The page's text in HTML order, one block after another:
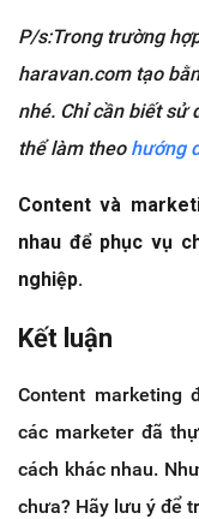
P/s:Trong trường
haravan.com tạo bằ
nhé. Chỉcần biết sử
thểlàm theo hướng
Content và
nhau để phục vụ
nghiệp.
Kết luận
Content marketing
các marketer đã
cách khác nhau.
chưa? Hãy lưu ý để